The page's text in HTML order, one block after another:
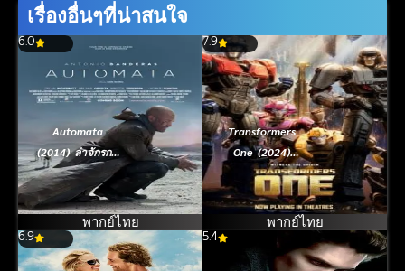
เรื่องอื่นๆที่น่าสนใจ
6.0
Automata
(2014) ล่าจักรกล
ยึดอนาคต
พากย์ไทย
7.9
Transformers
One (2024)
ทรานส์ฟอร์เมอร์ส
1
พากย์ไทย
6.9 5.4